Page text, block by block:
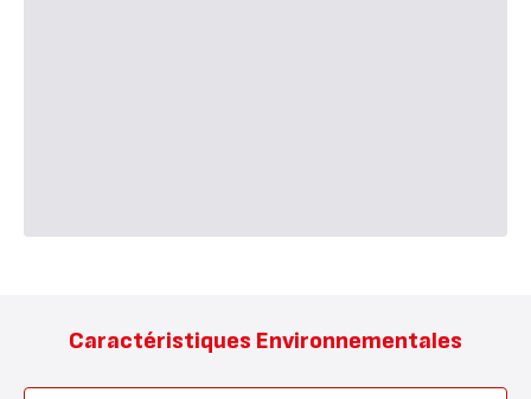
Caractéristiques Environnementales